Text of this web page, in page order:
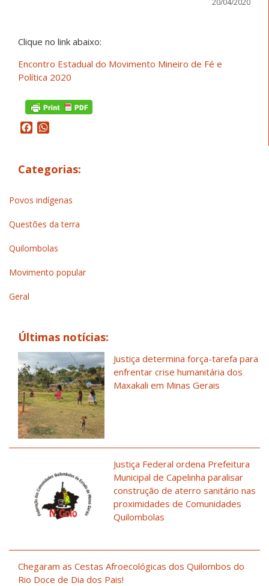
Clique no link abaixo:
Encontro Estadual do Movimento Mineiro de Fé e
Política 2020
Facebook
Categorias:
Povos indígenas
Questões da terra
Quilombolas
Movimento popular
Geral
Últimas notícias:
Justiça determina força-tarefa para
enfrentar crise humanitária dos
Maxakali em Minas Gerais
Justiça Federal ordena Prefeitura
Municipal de Capelinha paralisar
construção de aterro sanitário nas
proximidades de Comunidades
Quilombolas
Chegaram as Cestas Afroecológicas dos Quilombos do
Rio Doce de Dia dos Pais!